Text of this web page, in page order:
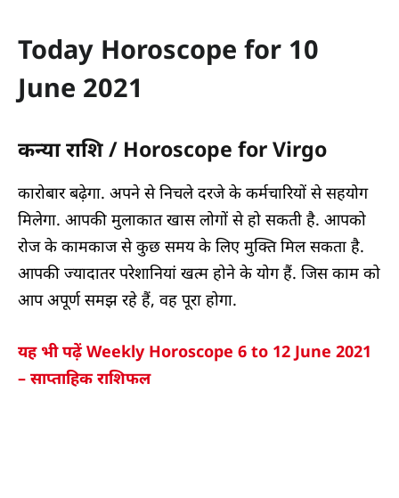
Today Horoscope for 10
June 2021
कन्या राशि / Horoscope for Virgo
कारोबार बढ़ेगा. अपने से निचले दरजे के कर्मचारियों से सहयोग
मिलेगा. आपकी मुलाकात खास लोगों से हो सकती है. आपको
रोज के कामकाज से कुछ समय के लिए मुक्ति मिल सकता है.
आपकी ज्यादातर परेशानियां खत्म होने के योग हैं. जिस काम को
आप अपूर्ण समझ रहे हैं, वह पूरा होगा.
यह भी पढ़ें Weekly Horoscope 6 to 12 June 2021
– साप्ताहिक राशिफल